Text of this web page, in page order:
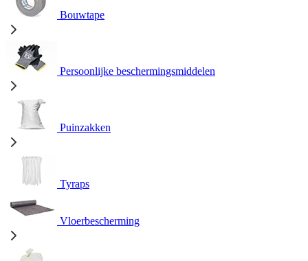
Bouwtape
Persoonlijke beschermingsmiddelen
Puinzakken
Tyraps
Vloerbescherming